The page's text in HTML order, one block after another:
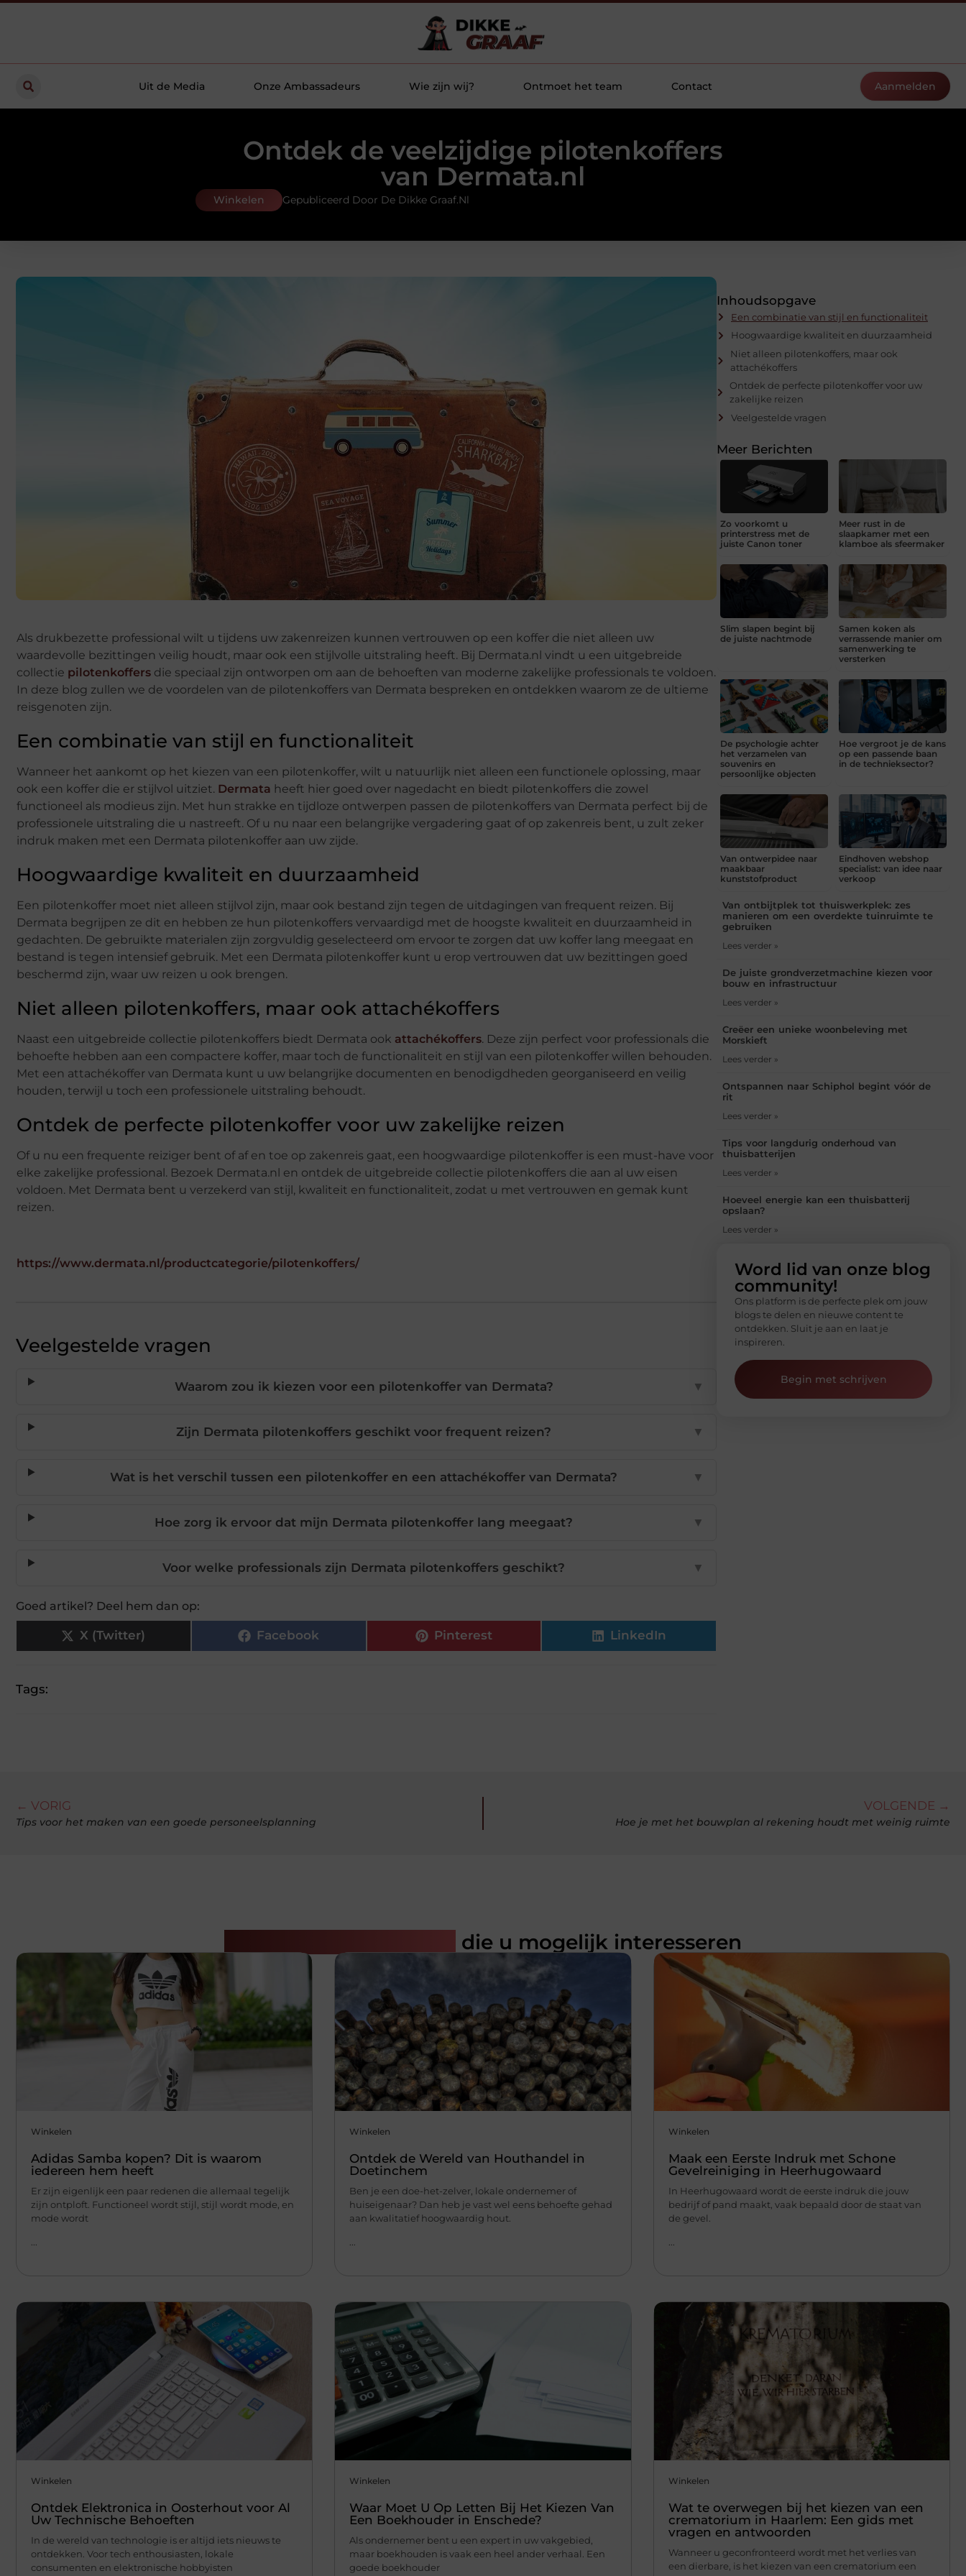
Uit de Media Onze Ambassadeurs Wie zijn wij? Ontmoet het team Contact Aanmelden
Ontdek de veelzijdige pilotenkoffers
van Dermata.nl
Winkelen Gepubliceerd Door De Dikke Graaf.nl
Als drukbezette professional wilt u tijdens uw zakenreizen kunnen vertrouwen op een koffer die niet alleen uw
waardevolle bezittingen veilig houdt, maar ook een stijlvolle uitstraling heeft. Bij Dermata.nl vindt u een uitgebreide
collectie pilotenkoffers die speciaal zijn ontworpen om aan de behoeften van moderne zakelijke professionals te voldoen.
In deze blog zullen we de voordelen van de pilotenkoffers van Dermata bespreken en ontdekken waarom ze de ultieme
reisgenoten zijn.
Een combinatie van stijl en functionaliteit
Wanneer het aankomt op het kiezen van een pilotenkoffer, wilt u natuurlijk niet alleen een functionele oplossing, maar
ook een koffer die er stijlvol uitziet. Dermata heeft hier goed over nagedacht en biedt pilotenkoffers die zowel
functioneel als modieus zijn. Met hun strakke en tijdloze ontwerpen passen de pilotenkoffers van Dermata perfect bij de
professionele uitstraling die u nastreeft. Of u nu naar een belangrijke vergadering gaat of op zakenreis bent, u zult zeker
indruk maken met een Dermata pilotenkoffer aan uw zijde.
Hoogwaardige kwaliteit en duurzaamheid
Een pilotenkoffer moet niet alleen stijlvol zijn, maar ook bestand zijn tegen de uitdagingen van frequent reizen. Bij
Dermata begrijpen ze dit en hebben ze hun pilotenkoffers vervaardigd met de hoogste kwaliteit en duurzaamheid in
gedachten. De gebruikte materialen zijn zorgvuldig geselecteerd om ervoor te zorgen dat uw koffer lang meegaat en
bestand is tegen intensief gebruik. Met een Dermata pilotenkoffer kunt u erop vertrouwen dat uw bezittingen goed
beschermd zijn, waar uw reizen u ook brengen.
Niet alleen pilotenkoffers, maar ook attachékoffers
Naast een uitgebreide collectie pilotenkoffers biedt Dermata ook attachékoffers. Deze zijn perfect voor professionals die
behoefte hebben aan een compactere koffer, maar toch de functionaliteit en stijl van een pilotenkoffer willen behouden.
Met een attachékoffer van Dermata kunt u uw belangrijke documenten en benodigdheden georganiseerd en veilig
houden, terwijl u toch een professionele uitstraling behoudt.
Ontdek de perfecte pilotenkoffer voor uw zakelijke reizen
Of u nu een frequente reiziger bent of af en toe op zakenreis gaat, een hoogwaardige pilotenkoffer is een must-have voor
elke zakelijke professional. Bezoek Dermata.nl en ontdek de uitgebreide collectie pilotenkoffers die aan al uw eisen
voldoen. Met Dermata bent u verzekerd van stijl, kwaliteit en functionaliteit, zodat u met vertrouwen en gemak kunt
reizen.
https://www.dermata.nl/productcategorie/pilotenkoffers/
Veelgestelde vragen
Waarom zou ik kiezen voor een pilotenkoffer van Dermata? ▼
Zijn Dermata pilotenkoffers geschikt voor frequent reizen? ▼
Wat is het verschil tussen een pilotenkoffer en een attachékoffer van Dermata? ▼
Hoe zorg ik ervoor dat mijn Dermata pilotenkoffer lang meegaat? ▼
Voor welke professionals zijn Dermata pilotenkoffers geschikt? ▼
Goed artikel? Deel hem dan op:
X (Twitter) Facebook Pinterest LinkedIn
Tags:
Inhoudsopgave
Een combinatie van stijl en functionaliteit
Hoogwaardige kwaliteit en duurzaamheid
Niet alleen pilotenkoffers, maar ook
attachékoffers
Ontdek de perfecte pilotenkoffer voor uw
zakelijke reizen
Veelgestelde vragen
Meer Berichten
Zo voorkomt u
printerstress met de
juiste Canon toner
Meer rust in de
slaapkamer met een
klamboe als sfeermaker
Slim slapen begint bij
de juiste nachtmode
Samen koken als
verrassende manier om
samenwerking te
versterken
De psychologie achter
het verzamelen van
souvenirs en
persoonlijke objecten
Hoe vergroot je de kans
op een passende baan
in de technieksector?
Van ontwerpidee naar
maakbaar
kunststofproduct
Eindhoven webshop
specialist: van idee naar
verkoop
Van ontbijtplek tot thuiswerkplek: zes
manieren om een overdekte tuinruimte te
gebruiken
Lees verder »
De juiste grondverzetmachine kiezen voor
bouw en infrastructuur
Lees verder »
Creëer een unieke woonbeleving met
Morskieft
Lees verder »
Ontspannen naar Schiphol begint vóór de
rit
Lees verder »
Tips voor langdurig onderhoud van
thuisbatterijen
Lees verder »
Hoeveel energie kan een thuisbatterij
opslaan?
Lees verder »
Word lid van onze blog
community!
Ons platform is de perfecte plek om jouw
blogs te delen en nieuwe content te
ontdekken. Sluit je aan en laat je
inspireren.
Begin met schrijven
← VORIG
Tips voor het maken van een goede personeelsplanning
VOLGENDE →
Hoe je met het bouwplan al rekening houdt met weinig ruimte
die u mogelijk interesseren
Winkelen
Adidas Samba kopen? Dit is waarom
iedereen hem heeft
Er zijn eigenlijk een paar redenen die allemaal tegelijk
zijn ontploft. Functioneel wordt stijl, stijl wordt mode, en
mode wordt
...
Winkelen
Ontdek de Wereld van Houthandel in
Doetinchem
Ben je een doe-het-zelver, lokale ondernemer of
huiseigenaar? Dan heb je vast wel eens behoefte gehad
aan kwalitatief hoogwaardig hout.
...
Winkelen
Maak een Eerste Indruk met Schone
Gevelreiniging in Heerhugowaard
In Heerhugowaard wordt de eerste indruk die jouw
bedrijf of pand maakt, vaak bepaald door de staat van
de gevel.
...
Winkelen
Ontdek Elektronica in Oosterhout voor Al
Uw Technische Behoeften
In de wereld van technologie is er altijd iets nieuws te
ontdekken. Voor tech enthousiasten, lokale
consumenten en elektronische hobbyisten
Winkelen
Waar Moet U Op Letten Bij Het Kiezen Van
Een Boekhouder in Enschede?
Als ondernemer bent u een expert in uw vakgebied,
maar boekhouden is vaak een heel ander verhaal. Een
goede boekhouder
Winkelen
Wat te overwegen bij het kiezen van een
crematorium in Haarlem: Een gids met
vragen en antwoorden
Wanneer u geconfronteerd wordt met het verlies van
een dierbare, is het kiezen van een crematorium een